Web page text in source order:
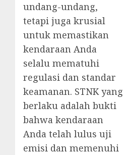
undang-undang,
tetapi juga krusial
untuk memastikan
kendaraan Anda
selalu mematuhi
regulasi dan standar
keamanan. STNK yang
berlaku adalah bukti
bahwa kendaraan
Anda telah lulus uji
emisi dan memenuhi